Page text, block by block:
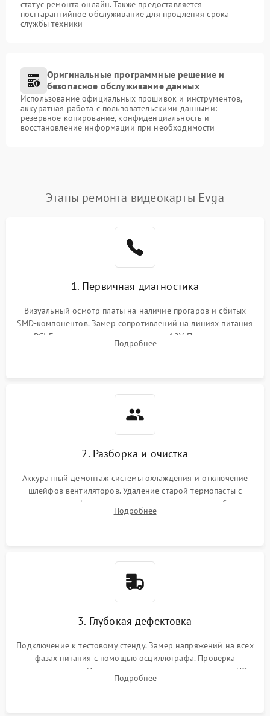
статус ремонта онлайн. Также предоставляется
постгарантийное обслуживание для продления срока
службы техники
Оригинальные программные решение и
безопасное обслуживание данных
Использование официальных прошивок и инструментов,
аккуратная работа с пользовательскими данными:
резервное копирование, конфиденциальность и
восстановление информации при необходимости
Этапы ремонта видеокарты Evga
1. Первичная диагностика
Визуальный осмотр платы на наличие прогаров и сбитых
SMD-компонентов. Замер сопротивлений на линиях питания
PCI-E и дополнительных разъемах 12V. Проверка на
короткое замыкание основных дросселей питания GPU и
Подробнее
2. Разборка и очистка
Аккуратный демонтаж системы охлаждения и отключение
шлейфов вентиляторов. Удаление старой термопасты с
кристалла графического чипа и термопрокладок с банок
памяти и зоны VRM. Очистка платы от пыли и окислов.
Подробнее
3. Глубокая дефектовка
Подключение к тестовому стенду. Замер напряжений на всех
фазах питания с помощью осциллографа. Проверка
инициализации. Использование специализированного ПО
MATS
Подробнее